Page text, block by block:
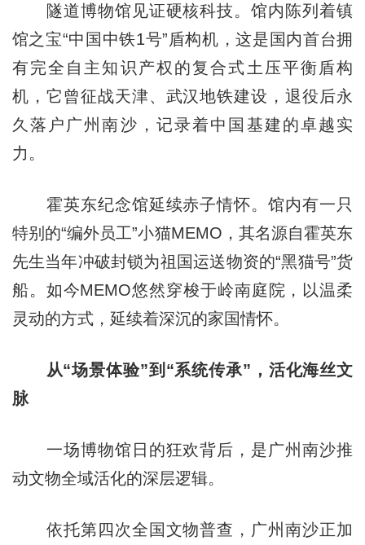
隧道博物馆见证硬核科技。馆内陈列着镇
馆之宝“中国中铁1号”盾构机，这是国内首台拥
有完全自主知识产权的复合式土压平衡盾构
机，它曾征战天津、武汉地铁建设，退役后永
久落户广州南沙，记录着中国基建的卓越实
力。
霍英东纪念馆延续赤子情怀。馆内有一只
特别的“编外员工”小猫MEMO，其名源自霍英东
先生当年冲破封锁为祖国运送物资的“黑猫号”货
船。如今MEMO悠然穿梭于岭南庭院，以温柔
灵动的方式，延续着深沉的家国情怀。
从“场景体验”到“系统传承”，活化海丝文
脉
一场博物馆日的狂欢背后，是广州南沙推
动文物全域活化的深层逻辑。
依托第四次全国文物普查，广州南沙正加